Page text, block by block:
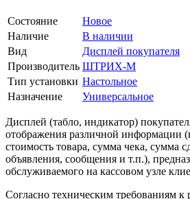
Состояние
Новое
Наличие
В наличии
Вид
Дисплей покупателя
Производитель ШТРИХ-М
Тип установки Настольное
Назначение
Универсальное
Дисплей (табло, индикатор)
отображения различной информации
стоимость товара, сумма чека, сумма
объявления, сообщения и т.п.),
обслуживаемого на кассовом узле
Согласно техническим требованиям к